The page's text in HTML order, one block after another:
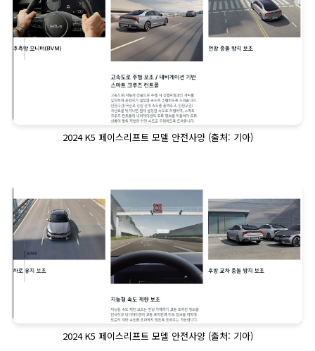
2024 K5 페이스리프트 모델 안전사양 (출처: 기아)
2024 K5 페이스리프트 모델 안전사양 (출처: 기아)